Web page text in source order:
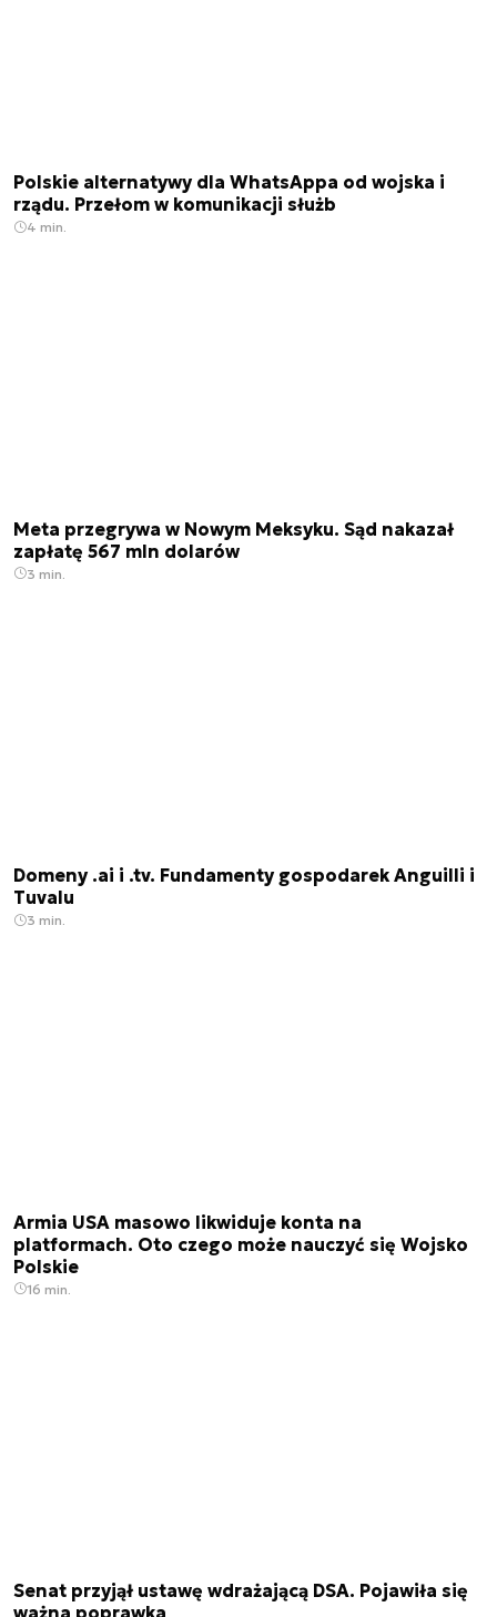
Polskie alternatywy dla WhatsAppa od wojska i
rządu. Przełom w komunikacji służb
4 min.
Meta przegrywa w Nowym Meksyku. Sąd nakazał
zapłatę 567 mln dolarów
3 min.
Domeny .ai i .tv. Fundamenty gospodarek Anguilli i
Tuvalu
3 min.
Armia USA masowo likwiduje konta na
platformach. Oto czego może nauczyć się Wojsko
Polskie
16 min.
Senat przyjął ustawę wdrażającą DSA. Pojawiła się